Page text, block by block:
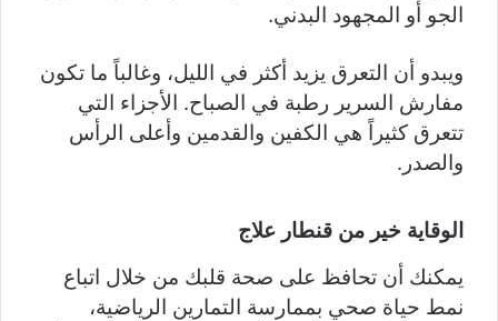
الجو أو المجهود البدني.
ويبدو أن التعرق يزيد أكثر في الليل، وغالباً ما تكون
مفارش السرير رطبة في الصباح. الأجزاء التي
تتعرق كثيراً هي الكفين والقدمين وأعلى الرأس
والصدر.
الوقاية خير من قنطار علاج
يمكنك أن تحافظ على صحة قلبك من خلال اتباع
نمط حياة صحي بممارسة التمارين الرياضية،